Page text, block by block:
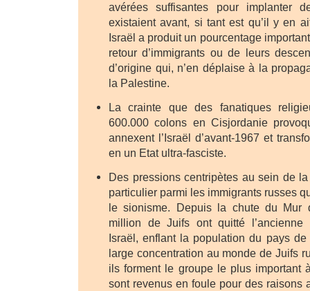
avérées suffisantes pour implanter
existaient avant, si tant est qu’il y en
Israël a produit un pourcentage
retour d’immigrants ou de leurs
d’origine qui, n’en déplaise à la
la Palestine.
La crainte que des fanatiques
600.000 colons en Cisjordanie
annexent l’Israël d’avant-1967 et
en un Etat ultra-fasciste.
Des pressions centripètes au sein de
particulier parmi les immigrants russes
le sionisme. Depuis la chute du Mur
million de Juifs ont quitté l’ancienne
Israël, enflant la population du pays
large concentration au monde de Juifs
ils forment le groupe le plus important
sont revenus en foule pour des raisons